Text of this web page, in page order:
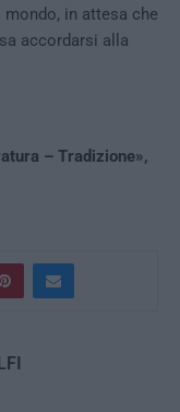
in attesa che
accordarsi alla
– Tradizione»,